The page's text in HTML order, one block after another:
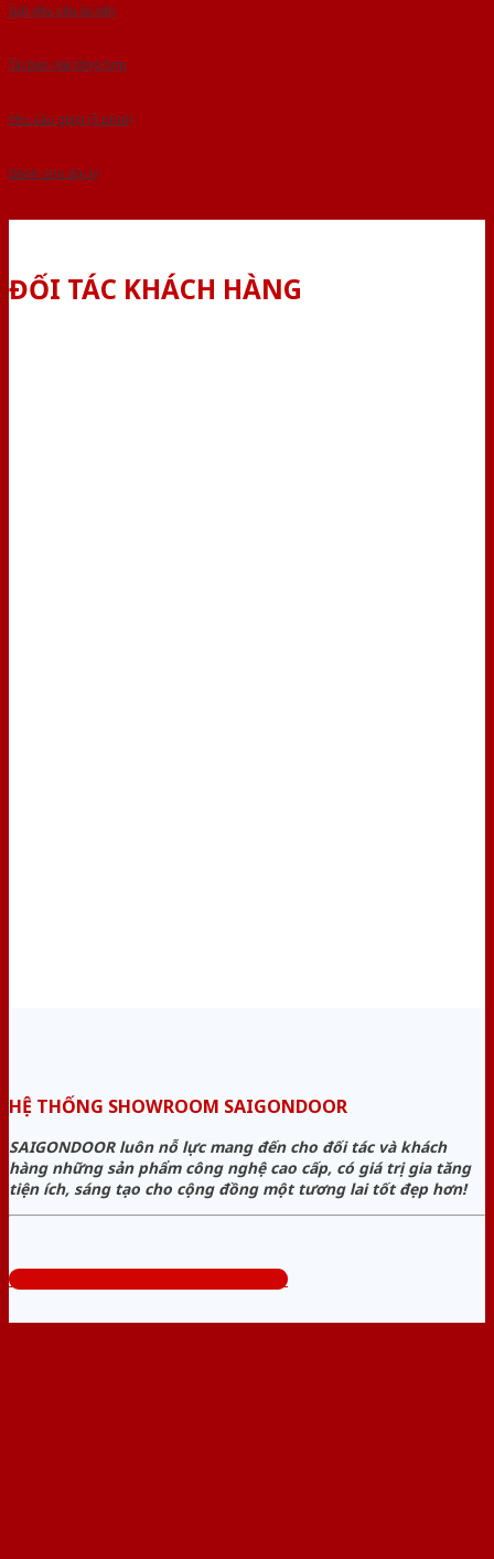
Gửi yêu cầu tư vấn
Tải báo giá tổng hợp
Yêu cầu gọi lại (3 phút)
Dành cho đại lý
ĐỐI TÁC KHÁCH HÀNG
HỆ THỐNG SHOWROOM SAIGONDOOR
SAIGONDOOR luôn nỗ lực mang đến cho đối tác và khách
hàng những sản phẩm công nghệ cao cấp, có giá trị gia tăng
tiện ích, sáng tạo cho cộng đồng một tương lai tốt đẹp hơn!
Tổng đài tư vấn miễn phí: 0824.400.400